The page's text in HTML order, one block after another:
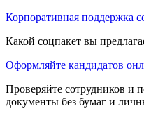
Корпоративная поддержка
Какой соцпакет вы
Оформляйте кандидатов
Проверяйте сотрудников и
документы без бумаг и